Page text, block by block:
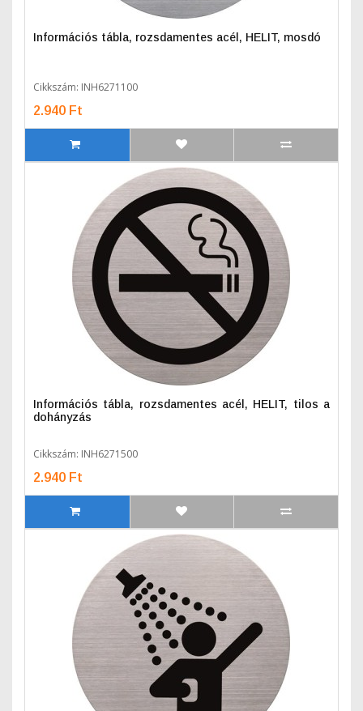
Információs tábla, rozsdamentes acél, HELIT, mosdó
Cikkszám: INH6271100
2.940 Ft
Információs tábla, rozsdamentes acél, HELIT, tilos a
dohányzás
Cikkszám: INH6271500
2.940 Ft